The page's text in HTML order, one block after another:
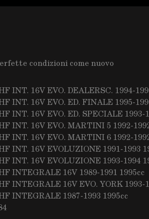
condizioni come nuovo
INT. 16V EVO. DEALERSC. 1994-
INT. 16V EVO. ED. FINALE 1995-
INT. 16V EVO. ED. SPECIALE 1993-
INT. 16V EVO. MARTINI 5 1992-
INT. 16V EVO. MARTINI 6 1992-
INT. 16V EVOLUZIONE 1991-1993
INT. 16V EVOLUZIONE 1993-1994
INTEGRALE 16V 1989-1991 1995cc
INTEGRALE 16V EVO. YORK 1993-
INTEGRALE 1987-1993 1995cc